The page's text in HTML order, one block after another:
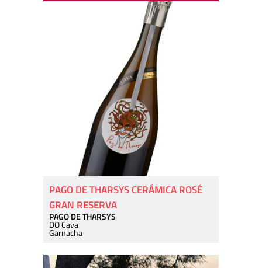
PAGO DE THARSYS CERÁMICA ROSÉ
GRAN RESERVA
PAGO DE THARSYS
DO Cava
Garnacha